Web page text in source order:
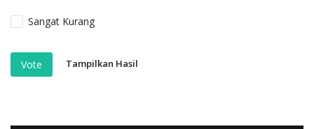
Sangat Kurang
Vote Tampilkan Hasil